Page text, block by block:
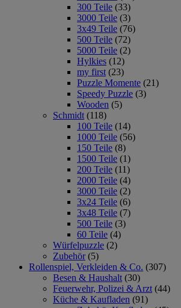
300 Teile (33)
3000 Teile (3)
3x49 Teile (76)
500 Teile (72)
5000 Teile (2)
Hylkies (12)
my first (23)
Puzzle Momente (21)
Speedy Puzzle (3)
Wooden (5)
Schmidt (118)
100 Teile (14)
1000 Teile (56)
150 Teile (8)
1500 Teile (1)
200 Teile (11)
2000 Teile (4)
3000 Teile (2)
3x24 Teile (6)
3x48 Teile (7)
500 Teile (3)
60 Teile (4)
Würfelpuzzle (2)
Zubehör (5)
Rollenspiel, Verkleiden & Co. (307)
Besen & Haushalt (30)
Feuerwehr, Polizei & Arzt (44)
Küche & Kaufladen (91)